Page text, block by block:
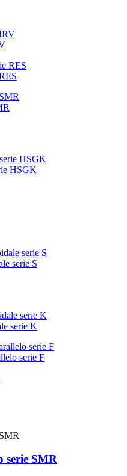
HSGK
serie S
serie K
serie F
serie SMR